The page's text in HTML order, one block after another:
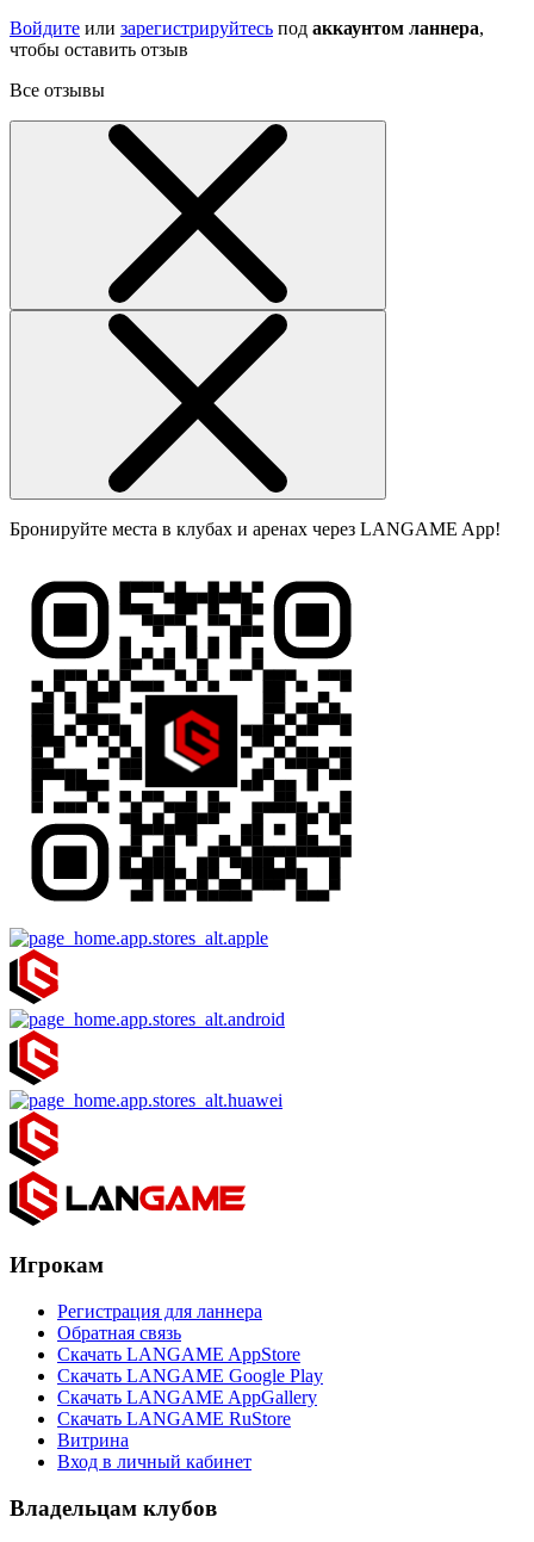
Войдите или зарегистрируйтесь под аккаунтом ланнера,
чтобы оставить отзыв
Все отзывы
Бронируйте места в клубах и аренах через LANGAME App!
Игрокам
Регистрация для ланнера
Обратная связь
Скачать LANGAME AppStore
Скачать LANGAME Google Play
Скачать LANGAME AppGallery
Скачать LANGAME RuStore
Витрина
Вход в личный кабинет
Владельцам клубов